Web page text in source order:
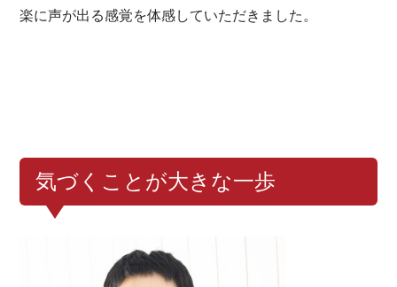
楽に声が出る感覚を体感していただきました。
気づくことが大きな一歩